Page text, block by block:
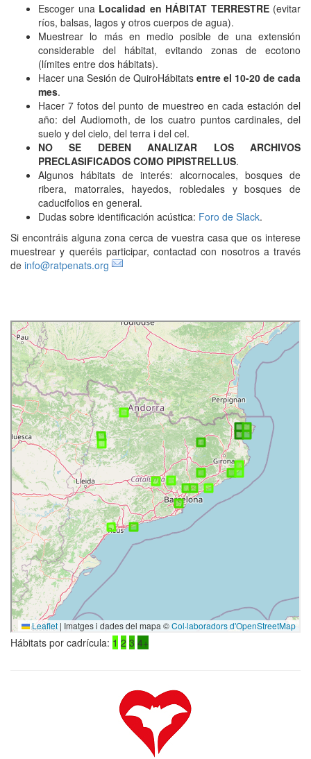
Escoger una Localidad en HÁBITAT TERRESTRE(evitar
ríos, balsas, lagos y otros cuerpos de agua).
Muestrear lo más en medio posible de una extensión
considerable del hábitat, evitando zonas de ecotono
(límites entre dos hábitats).
Hacer una Sesión de QuiroHábitats entre el 10-20 de cada
mes.
Hacer 7 fotos del punto de muestreo en cada estación del
año: del Audiomoth, de los cuatro puntos cardinales, del
suelo y del cielo, del terra i del cel.
NO SE DEBEN ANALIZAR LOS ARCHIVOS
PRECLASIFICADOS COMO PIPISTRELLUS.
Algunos hábitats de interés: alcornocales, bosques de
ribera, matorrales, hayedos, robledales y bosques de
caducifolios en general.
Dudas sobre identificación acústica: Foro de Slack.
Si encontráis alguna zona cerca de vuestra casa que os interese
muestrear y queréis participar, contactad con nosotros a través
de info@ratpenats.org
Hábitats por cadrícula: 1 2 3 4+